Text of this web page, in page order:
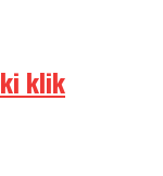
klik